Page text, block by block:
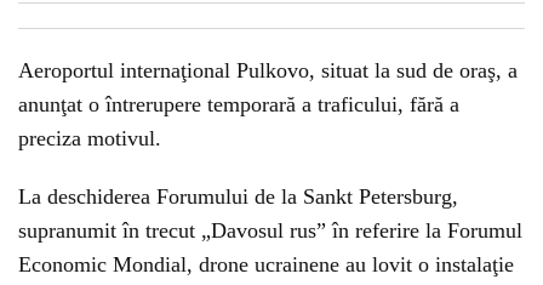
Aeroportul internaţional Pulkovo, situat la sud de oraş, a
anunţat o întrerupere temporară a traficului, fără a
preciza motivul.
La deschiderea Forumului de la Sankt Petersburg,
supranumit în trecut „Davosul rus” în referire la Forumul
Economic Mondial, drone ucrainene au lovit o instalaţie